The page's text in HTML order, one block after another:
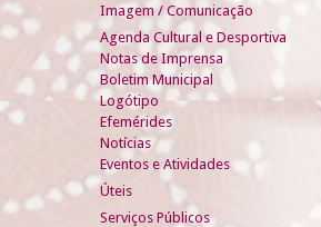
Imagem / Comunicação
Agenda Cultural e Desportiva
Notas de Imprensa
Boletim Municipal
Logótipo
Efemérides
Notícias
Eventos e Atividades
Úteis
Serviços Públicos